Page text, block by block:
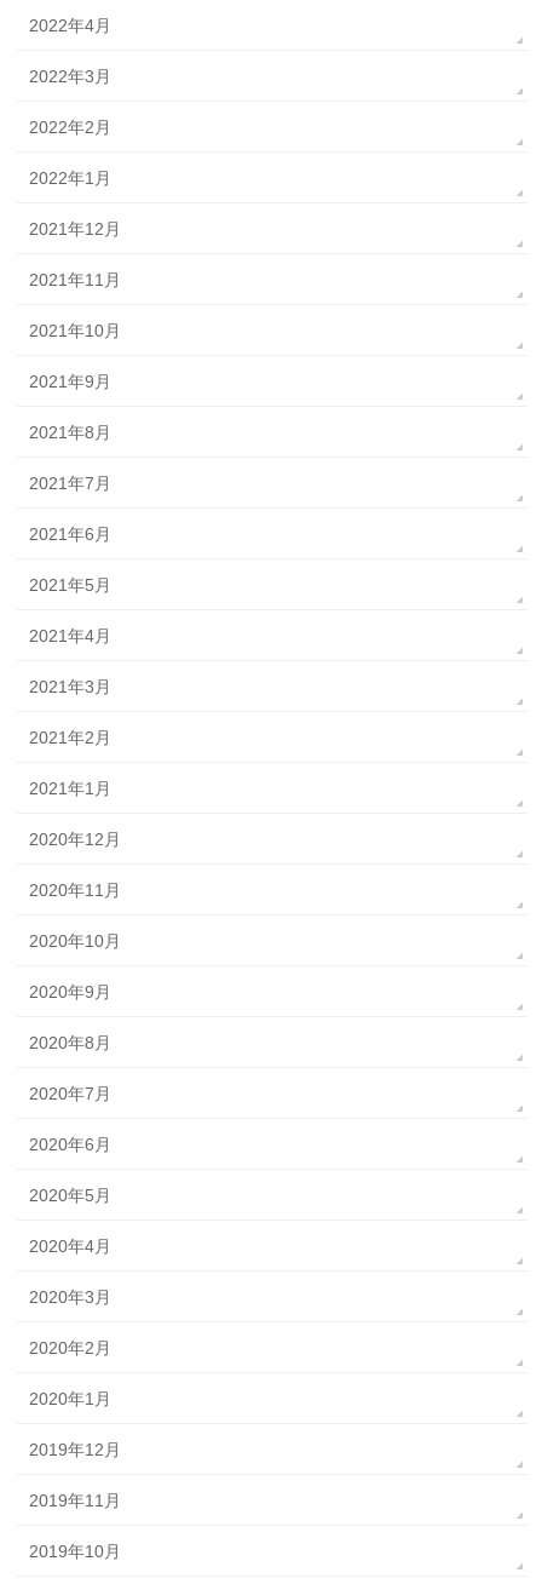
2022年4月
2022年3月
2022年2月
2022年1月
2021年12月
2021年11月
2021年10月
2021年9月
2021年8月
2021年7月
2021年6月
2021年5月
2021年4月
2021年3月
2021年2月
2021年1月
2020年12月
2020年11月
2020年10月
2020年9月
2020年8月
2020年7月
2020年6月
2020年5月
2020年4月
2020年3月
2020年2月
2020年1月
2019年12月
2019年11月
2019年10月